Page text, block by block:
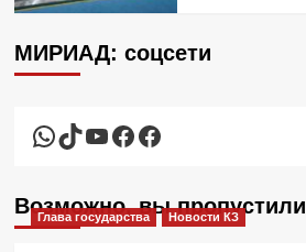
МИРИАД: соцсети
WhatsApp
TikTok
YouTube
Facebook
Facebook
Возможно, вы пропустили
Глава государства Новости КЗ